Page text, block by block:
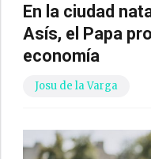
En la ciudad
Asís, el Papa
economía
Josu de la Varga